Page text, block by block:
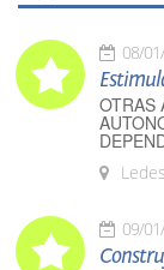
08/
OTRAS
09/